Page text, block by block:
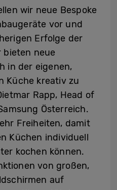
wir neue Bespoke
vor und
Erfolge der
bieten neue
in der eigenen,
Küche kreativ zu
Rapp, Head of
Österreich.
Freiheiten, damit
Küchen individuell
kochen können.
von großen,
auf